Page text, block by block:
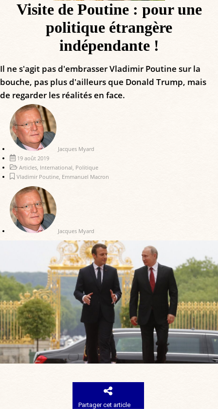
Visite de Poutine : pour une
politique étrangère
indépendante !
Il ne s'agit pas d'embrasser Vladimir Poutine sur la
bouche, pas plus d'ailleurs que Donald Trump, mais
de regarder les réalités en face.
Jacques Myard
19 août 2019
Articles, International, Politique
Vladimir Poutine, Emmanuel Macron
Jacques Myard
Partager cet article